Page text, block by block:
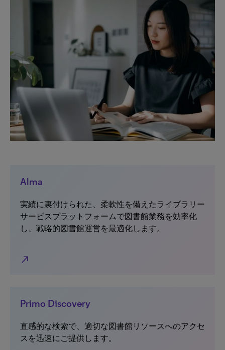
Alma
実績に裏付けられた、柔軟性を備えたライブラリー
サービスプラットフォームで図書館業務を効率化
し、戦略的図書館運営を最適化します。
north_east
Primo Discovery
直感的な検索で、適切な図書館リソースへのアクセ
スを迅速にご提供します。